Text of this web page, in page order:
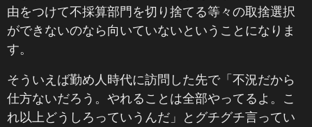
由をつけて不採算部門を切り捨てる等々の取捨選択
ができないのなら向いていないということになりま
す。
そういえば勤め人時代に訪問した先で「不況だから
仕方ないだろう。やれることは全部やってるよ。こ
れ以上どうしろっていうんだ」とグチグチ言ってい